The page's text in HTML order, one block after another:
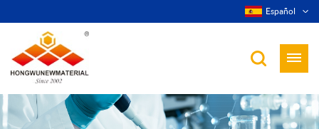
Español